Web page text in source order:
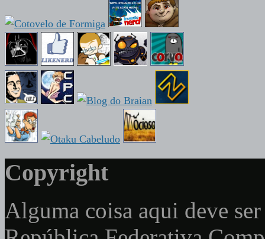
Copyright
Alguma coisa aqui deve